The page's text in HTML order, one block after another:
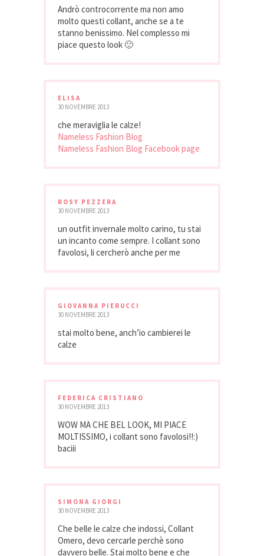
Andrò controcorrente ma non amo
molto questi collant, anche se a te
stanno benissimo. Nel complesso mi
piace questo look 🙂
ELISA
30 NOVEMBRE 2013
che meraviglia le calze!
Nameless Fashion Blog
Nameless Fashion Blog Facebook page
ROSY PEZZERA
30 NOVEMBRE 2013
un outfit invernale molto carino, tu stai
un incanto come sempre. I collant sono
favolosi, li cercherò anche per me
GIOVANNA PIERUCCI
30 NOVEMBRE 2013
stai molto bene, anch’io cambierei le
calze
FEDERICA CRISTIANO
30 NOVEMBRE 2013
WOW MA CHE BEL LOOK, MI PIACE
MOLTISSIMO, i collant sono favolosi!!:)
baciii
SIMONA GIORGI
30 NOVEMBRE 2013
Che belle le calze che indossi, Collant
Omero, devo cercarle perchè sono
davvero belle. Stai molto bene e che